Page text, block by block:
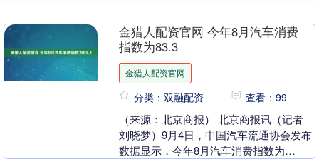
金猎人配资官网 今年8月汽车消费
指数为83.3
金猎人配资官网
分类：双融配资 查看：99
（来源：北京商报） 北京商报讯（记者
刘晓梦）9月4日，中国汽车流通协会发布
数据显示，今年8月汽车消费指数为